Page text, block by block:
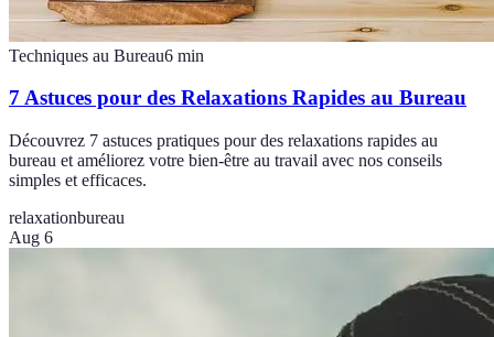
Techniques au Bureau6 min
7 Astuces pour des Relaxations Rapides au Bureau
Découvrez 7 astuces pratiques pour des relaxations rapides au
bureau et améliorez votre bien-être au travail avec nos conseils
simples et efficaces.
relaxationbureau
Aug 6